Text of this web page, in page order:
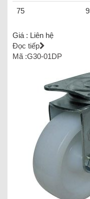
75
Giá : Liên hệ
Đọc tiếp
Mã :G30-01DP